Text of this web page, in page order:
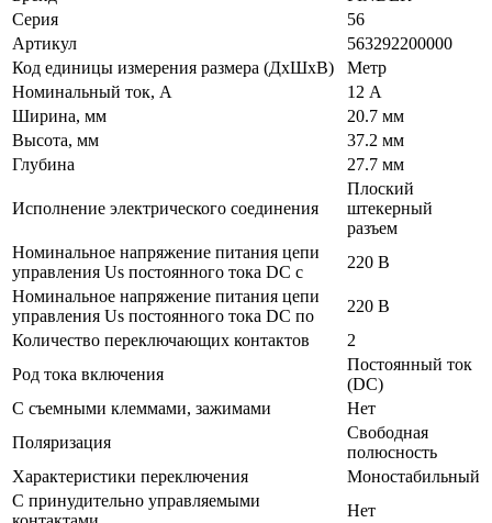
Серия
56
Артикул
563292200000
Код единицы измерения размера (ДхШхВ)
Метр
Номинальный ток, А
12 А
Ширина, мм
20.7 мм
Высота, мм
37.2 мм
Глубина
27.7 мм
Исполнение электрического соединения
Плоский
штекерный
разъем
Номинальное напряжение питания цепи
управления Us постоянного тока DC с
220 В
Номинальное напряжение питания цепи
управления Us постоянного тока DC по
220 В
Количество переключающих контактов
2
Род тока включения
Постоянный ток
(DC)
С съемными клеммами, зажимами
Нет
Поляризация
Свободная
полюсность
Характеристики переключения
Моностабильный
С принудительно управляемыми
Нет